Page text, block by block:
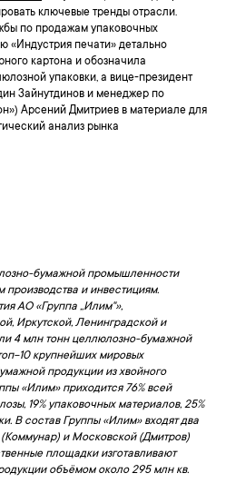
ключевые тренды отрасли.
по продажам упаковочных
«Индустрия печати» детально
картона и обозначила
упаковки, а вице-президент
Зайнутдинов и менеджер по
Арсений Дмитриев в материале для
анализ рынка
бумажной промышленности
и инвестициям.
АО «Группа „Илим"»,
Иркутской, Ленинградской и
4 млн тонн целлюлозно-бумажной
10 крупнейших мировых
продукции из хвойного
«Илим» приходится 76% всей
19% упаковочных материалов, 25%
В состав Группы «Илим» входят два
и Московской (Дмитров)
площадки изготавливают
объёмом около 295 млн кв.